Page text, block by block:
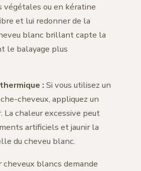
végétales ou en kératine
et lui redonner de la
blanc brillant capte la
le balayage plus
: Si vous utilisez un
cheveux, appliquez un
La chaleur excessive peut
artificiels et jaunir la
du cheveu blanc.
cheveux blancs demande